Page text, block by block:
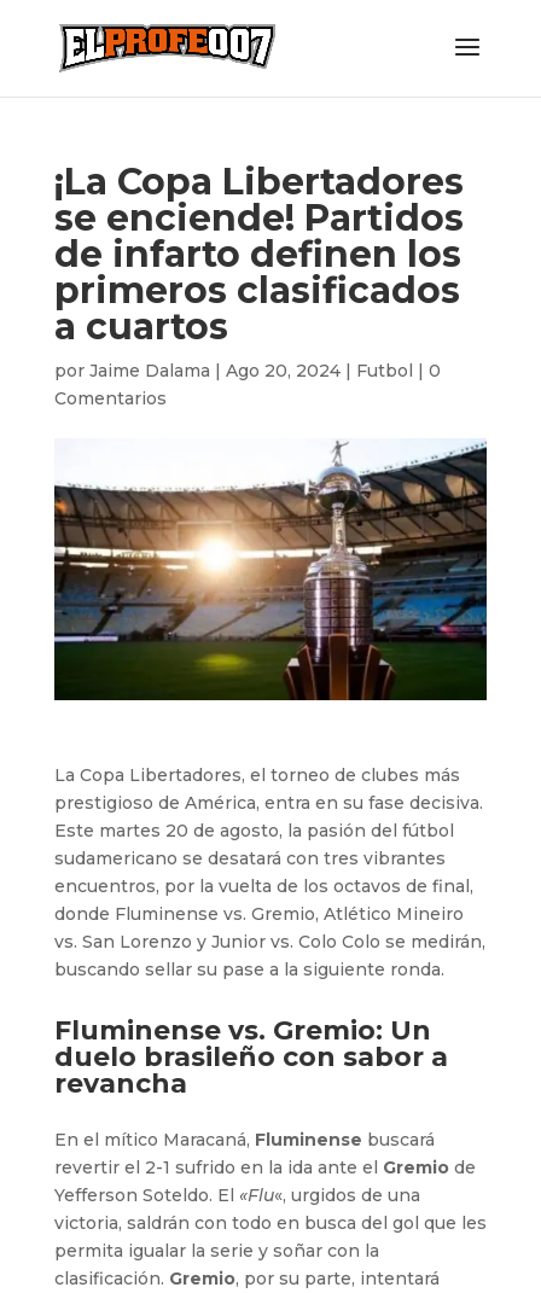
¡La Copa Libertadores
se enciende! Partidos
de infarto definen los
primeros clasificados
a cuartos
por Jaime Dalama | Ago 20, 2024| Futbol | 0
Comentarios
La Copa Libertadores, el torneo de clubes más
prestigioso de América, entra en su fase decisiva.
Este martes 20 de agosto, la pasión del fútbol
sudamericano se desatará con tres vibrantes
encuentros, por la vuelta de los octavos de final,
donde Fluminense vs. Gremio, Atlético Mineiro
vs. San Lorenzo y Junior vs. Colo Colo se medirán,
buscando sellar su pase a la siguiente ronda.
Fluminense vs. Gremio: Un
duelo brasileño con sabor a
revancha
En el mítico Maracaná, Fluminense buscará
revertir el 2-1 sufrido en la ida ante el Gremiode
Yefferson Soteldo. El «Flu«, urgidos de una
victoria, saldrán con todo en busca del gol que les
permita igualar la serie y soñar con la
clasificación. Gremio, por su parte, intentará